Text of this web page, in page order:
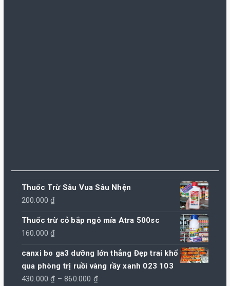
Thuốc Trừ Sâu Vua Sâu Nhện
200.000₫
Thuốc trừ cỏ bắp ngô mía Atra 500sc
160.000₫
canxi bo ga3 dưỡng lớn thẳng Đẹp trai khổ
qua phòng trị ruồi vàng rầy xanh 023 103
430.000₫ – 860.000 ₫Khoảng